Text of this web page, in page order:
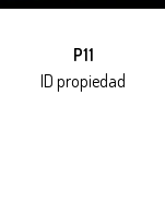
P11
ID propiedad